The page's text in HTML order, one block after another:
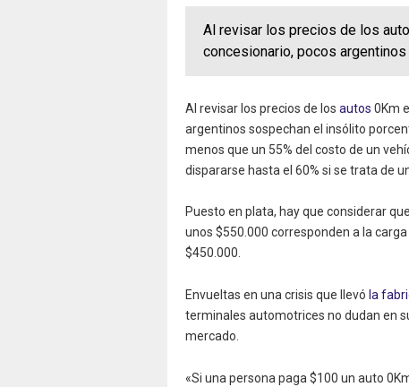
Al revisar los precios de los
concesionario, pocos
Al revisar los precios de los autos 0Km
argentinos sospechan el insólito
menos que un 55% del costo de un
dispararse hasta el 60% si se trata de
Puesto en plata, hay que considerar que
unos $550.000 corresponden a la
$450.000.
Envueltas en una crisis que llevó la
terminales automotrices no dudan en
mercado.
«Si una persona paga $100 un auto